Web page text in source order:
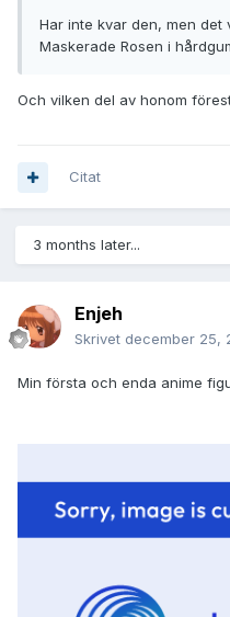
Har inte kvar den, men
Maskerade Rosen i
Och vilken del av honom
Citat
3 months later...
Enjeh
Skrivet december 25,
Min första och enda anime